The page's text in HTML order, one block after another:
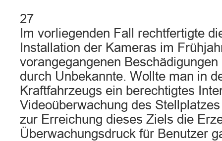
27
Im vorliegenden Fall rechtfertigte
Installation der Kameras im
vorangegangenen
durch Unbekannte. Wollte man in
Kraftfahrzeugs ein berechtigtes
Videoüberwachung des
zur Erreichung dieses Ziels die
Überwachungsdruck für Benutzer